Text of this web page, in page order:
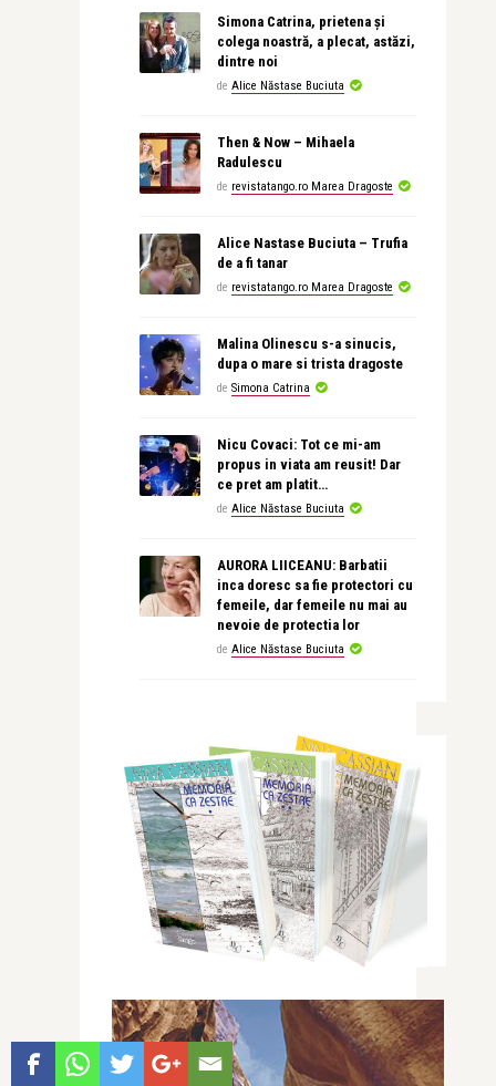
Simona Catrina, prietena și
colega noastră, a plecat, astăzi,
dintre noi
de Alice Năstase Buciuta
Then & Now – Mihaela
Radulescu
de revistatango.ro Marea Dragoste
Alice Nastase Buciuta – Trufia
de a fi tanar
de revistatango.ro Marea Dragoste
Malina Olinescu s-a sinucis,
dupa o mare si trista dragoste
de Simona Catrina
Nicu Covaci: Tot ce mi-am
propus in viata am reusit! Dar
ce pret am platit…
de Alice Năstase Buciuta
AURORA LIICEANU: Barbatii
inca doresc sa fie protectori cu
femeile, dar femeile nu mai au
nevoie de protectia lor
de Alice Năstase Buciuta